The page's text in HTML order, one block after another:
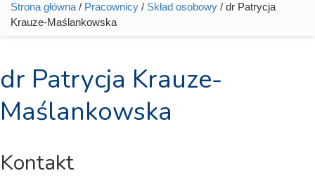
Jesteś tutaj
Strona główna / Pracownicy / Skład osobowy / dr Patrycja
Krauze-Maślankowska
dr Patrycja Krauze-
Maślankowska
Kontakt